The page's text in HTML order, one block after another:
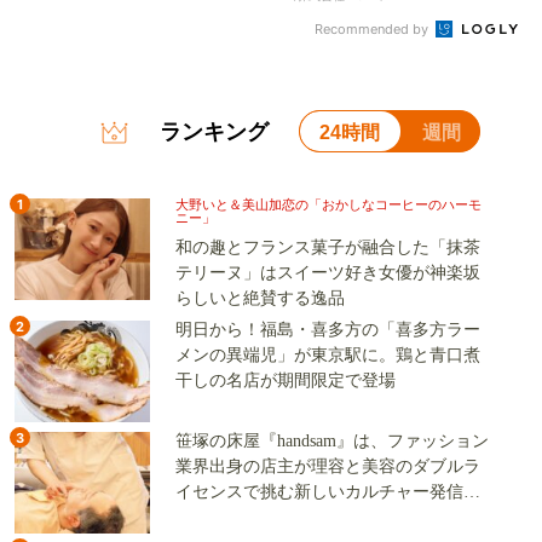
Recommended by
ランキング 24時間 週間
1
大野いと＆美山加恋の「おかしなコーヒーのハーモ
ニー」
和の趣とフランス菓子が融合した「抹茶
テリーヌ」はスイーツ好き女優が神楽坂
らしいと絶賛する逸品
2
明日から！福島・喜多方の「喜多方ラー
メンの異端児」が東京駅に。鶏と青口煮
干しの名店が期間限定で登場
3
笹塚の床屋『handsam』は、ファッション
業界出身の店主が理容と美容のダブルラ
イセンスで挑む新しいカルチャー発信基